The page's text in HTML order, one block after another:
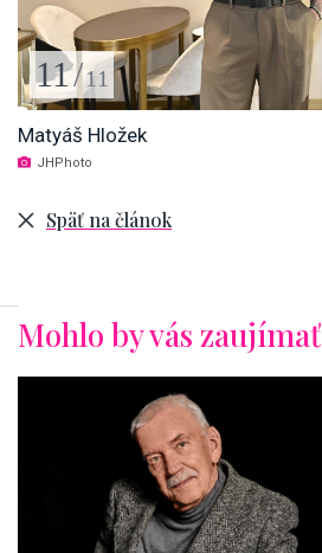
11/11
Matyáš Hložek
JHPhoto
Späť na článok
Mohlo by vás zaujímať